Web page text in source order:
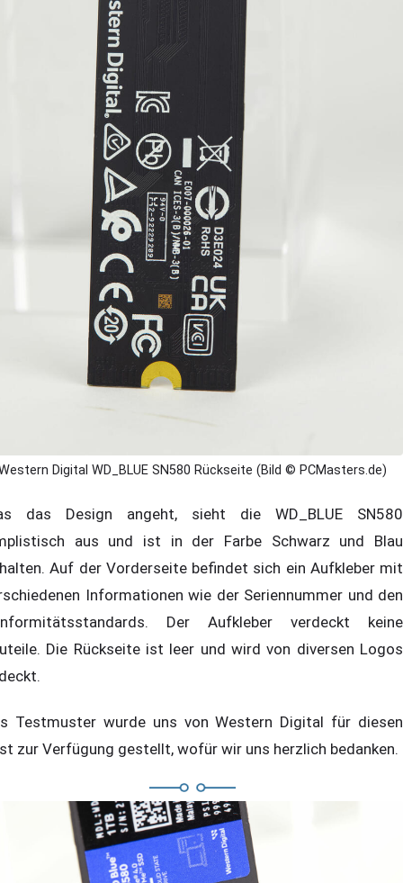
Digital WD_BLUE SN580 Rückseite (Bild © PCMasters.de)
das Design angeht, sieht die WD_BLUE SN580
aus und ist in der Farbe Schwarz und Blau
Auf der Vorderseite befindet sich ein Aufkleber mit
Informationen wie der Seriennummer und den
Der Aufkleber verdeckt keine
Die Rückseite ist leer und wird von diversen Logos
Testmuster wurde uns von Western Digital für diesen
zur Verfügung gestellt, wofür wir uns herzlich bedanken.